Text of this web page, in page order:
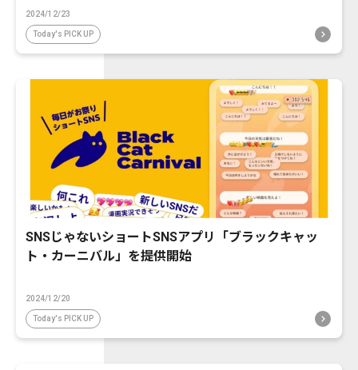
2024/12/23
Today's PICK UP
SNSじゃないショートSNSアプリ「ブラックキャッ
ト・カーニバル」を提供開始
2024/12/20
Today's PICK UP